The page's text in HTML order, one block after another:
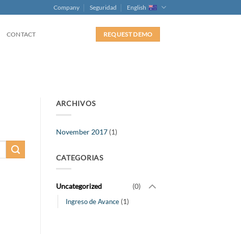
Company Seguridad English
CONTACT REQUEST DEMO
ARCHIVOS
November 2017(1)
CATEGORIAS
Uncategorized (0)
Ingreso de Avance(1)